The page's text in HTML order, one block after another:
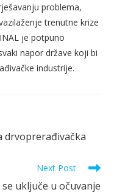
problema,
trenutne krize
je potpuno
napor države koji bi
industrije.
drvoprerađivačka
Next Post
uključe u očuvanje